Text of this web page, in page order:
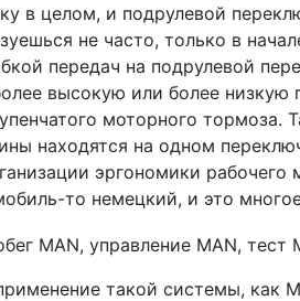
в целом, и подрулевой
не часто, только в
передач на подрулевой
высокую или более
моторного тормоза.
находятся на одном
эргономики
то немецкий, и это
такой системы, как